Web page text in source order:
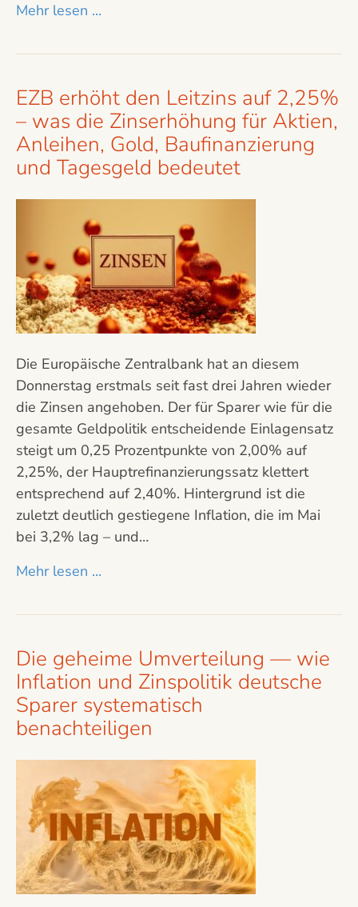
Mehr lesen ...
EZB erhöht den Leitzins auf 2,25%
– was die Zinserhöhung für Aktien,
Anleihen, Gold, Baufinanzierung
und Tagesgeld bedeutet
Die Europäische Zentralbank hat an diesem
Donnerstag erstmals seit fast drei Jahren wieder
die Zinsen angehoben. Der für Sparer wie für die
gesamte Geldpolitik entscheidende Einlagensatz
steigt um 0,25 Prozentpunkte von 2,00% auf
2,25%, der Hauptrefinanzierungssatz klettert
entsprechend auf 2,40%. Hintergrund ist die
zuletzt deutlich gestiegene Inflation, die im Mai
bei 3,2% lag – und…
Mehr lesen ...
Die geheime Umverteilung — wie
Inflation und Zinspolitik deutsche
Sparer systematisch
benachteiligen